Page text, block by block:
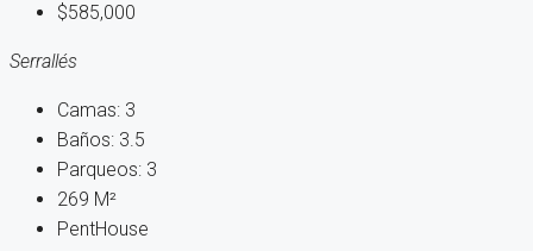
$585,000
Serrallés
Camas: 3
Baños: 3.5
Parqueos: 3
269 M²
PentHouse